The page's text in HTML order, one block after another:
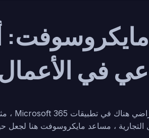
في
، مساعد مايكروسوفت هنا لجعل